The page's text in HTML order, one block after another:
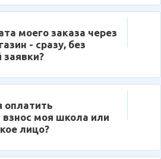
моего заказа через
- сразу, без
оплатить
моя школа или
лицо?